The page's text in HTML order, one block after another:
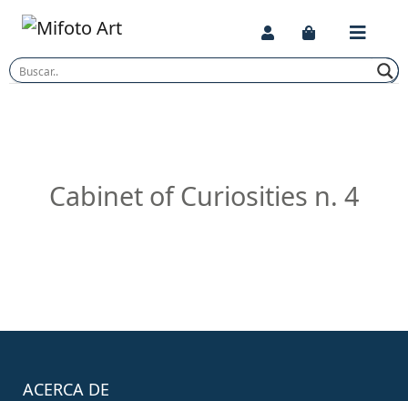
Skip
content
Cabinet of Curiosities n. 4
ACERCA DE